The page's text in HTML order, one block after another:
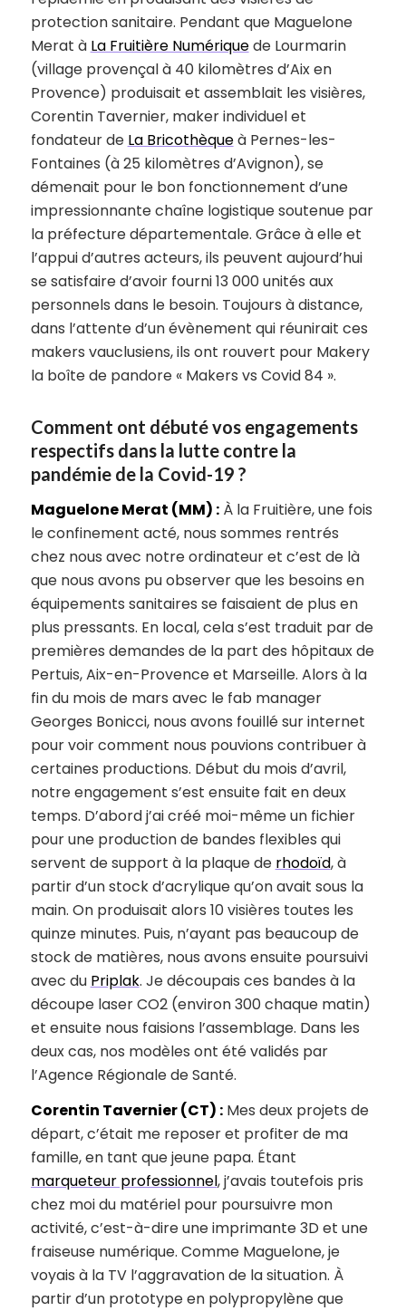
protection sanitaire. Pendant que Maguelone
Merat à La Fruitière Numériquede Lourmarin
(village provençal à 40 kilomètres d’Aix en
Provence) produisait et assemblait les visières,
Corentin Tavernier, maker individuel et
fondateur de La Bricothèqueà Pernes-les-
Fontaines (à 25 kilomètres d’Avignon), se
démenait pour le bon fonctionnement d’une
impressionnante chaîne logistique soutenue par
la préfecture départementale. Grâce à elle et
l’appui d’autres acteurs, ils peuvent aujourd’hui
se satisfaire d’avoir fourni 13 000 unités aux
personnels dans le besoin. Toujours à distance,
dans l’attente d’un évènement qui réunirait ces
makers vauclusiens, ils ont rouvert pour Makery
la boîte de pandore « Makers vs Covid 84 ».
Comment ont débuté vos engagements
respectifs dans la lutte contre la
pandémie de la Covid-19 ?
Maguelone Merat (MM) :À la Fruitière, une fois
le confinement acté, nous sommes rentrés
chez nous avec notre ordinateur et c’est de là
que nous avons pu observer que les besoins en
équipements sanitaires se faisaient de plus en
plus pressants. En local, cela s’est traduit par de
premières demandes de la part des hôpitaux de
Pertuis, Aix-en-Provence et Marseille. Alors à la
fin du mois de mars avec le fab manager
Georges Bonicci, nous avons fouillé sur internet
pour voir comment nous pouvions contribuer à
certaines productions. Début du mois d’avril,
notre engagement s’est ensuite fait en deux
temps. D’abord j’ai créé moi-même un fichier
pour une production de bandes flexibles qui
servent de support à la plaque de rhodoïd, à
partir d’un stock d’acrylique qu’on avait sous la
main. On produisait alors 10 visières toutes les
quinze minutes. Puis, n’ayant pas beaucoup de
stock de matières, nous avons ensuite poursuivi
avec du Priplak. Je découpais ces bandes à la
découpe laser CO2 (environ 300 chaque matin)
et ensuite nous faisions l’assemblage. Dans les
deux cas, nos modèles ont été validés par
l’Agence Régionale de Santé.
Corentin Tavernier (CT) :Mes deux projets de
départ, c’était me reposer et profiter de ma
famille, en tant que jeune papa. Étant
marqueteur professionnel, j’avais toutefois pris
chez moi du matériel pour poursuivre mon
activité, c’est-à-dire une imprimante 3D et une
fraiseuse numérique. Comme Maguelone, je
voyais à la TV l’aggravation de la situation. À
partir d’un prototype en polypropylène que